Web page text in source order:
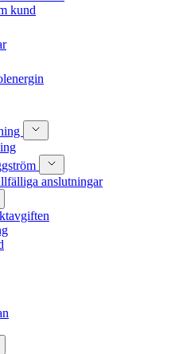
kund
anslutningar